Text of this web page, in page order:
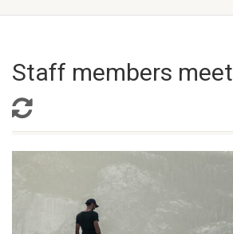
Staff members meet